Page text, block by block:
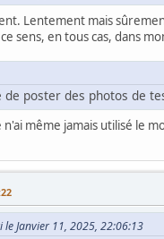
Lentement mais
sens, en tous cas, dans
de poster des photos de
n'ai même jamais utilisé le
le Janvier 11, 2025, 22:06:13